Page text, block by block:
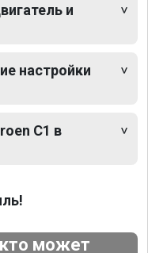
и
настройки
C1 в
может